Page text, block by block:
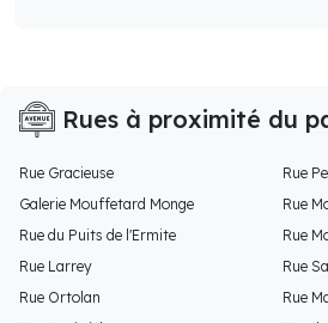
Rues à proximité du
Rue Gracieuse
Rue
Galerie Mouffetard Monge
Rue
Rue du Puits de l'Ermite
Rue
Rue Larrey
Rue
Rue Ortolan
Rue